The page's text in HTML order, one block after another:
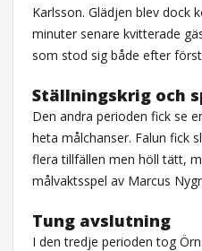
Karlsson. Glädjen blev dock
minuter senare kvitterade
som stod sig både efter
Ställningskrig och
Den andra perioden fick se
heta målchanser. Falun fick
flera tillfällen men höll tätt,
målvaktsspel av Marcus
Tung avslutning
I den tredje perioden tog